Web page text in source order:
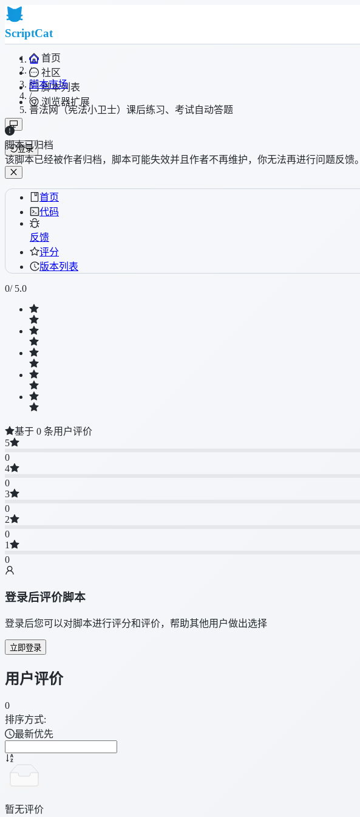
ScriptCat
首页
社区
脚本列表
浏览器扩展
登录
/
脚本市场
/
普法网（宪法小卫士）课后练习、考试自动答题
脚本已归档
该脚本已经被作者归档，脚本可能失效并且作者不再维护，你无法再进行问题反馈。
首页
代码
反馈
评分
版本列表
0/ 5.0
基于 0 条用户评价
5
0
4
0
3
0
2
0
1
0
登录后评价脚本
登录后您可以对脚本进行评分和评价，帮助其他用户做出选择
立即登录
用户评价
0
排序方式:
最新优先
暂无评价